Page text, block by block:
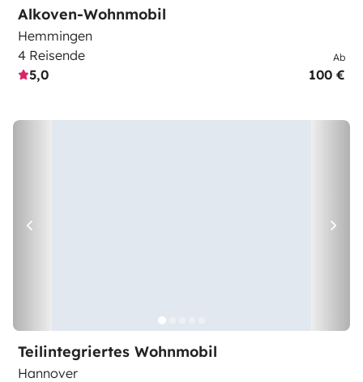
Alkoven-Wohnmobil
Hemmingen
4 Reisende
5,0
Ab
100 €
Teilintegriertes Wohnmobil
Hannover